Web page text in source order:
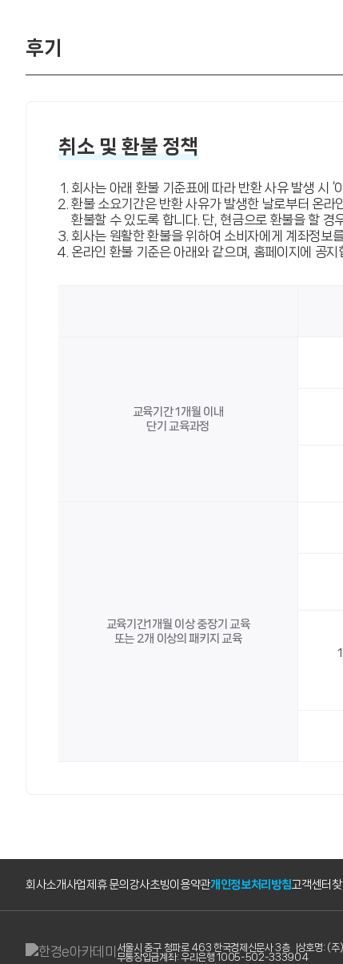
후기
취소 및 환불 정책
회사는 아래 환불 기준표에 따라 반환 사유 발생 시 ‘
환불 소요기간은 반환 사유가 발생한 날로부터 온
환불할 수 있도록 합니다. 단, 현금으로 환불을 할 경
회사는 원활한 환불을 위하여 소비자에게 계좌정보
온라인 환불 기준은 아래와 같으며, 홈페이지에 공지
교육기간 1개월 이내
단기 교육과정
교육기간1개월 이상 중장기 교육
또는 2개 이상의 패키지 교육
회사소개사업제휴 문의 강사초빙이용약관개인정보처리방침고객센터
서울시 중구 청파로 463 한국경제신문사 3층 상호명: (주
무통장입금계좌: 우리은행 1005-502-333904